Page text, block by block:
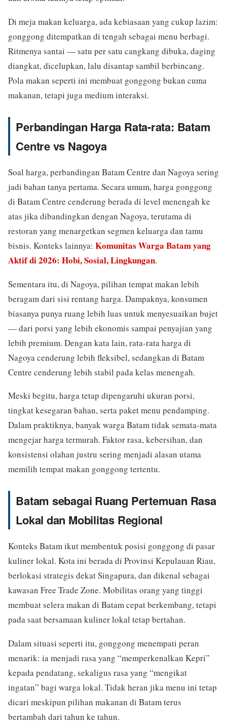
Di meja makan keluarga, ada kebiasaan yang cukup lazim:
gonggong ditempatkan di tengah sebagai menu berbagi.
Ritmenya santai — satu per satu cangkang dibuka, daging
diangkat, dicelupkan, lalu disantap sambil berbincang.
Pola makan seperti ini membuat gonggong bukan cuma
makanan, tetapi juga medium interaksi.
Perbandingan Harga Rata-rata: Batam
Centre vs Nagoya
Soal harga, perbandingan Batam Centre dan Nagoya sering
jadi bahan tanya pertama. Secara umum, harga gonggong
di Batam Centre cenderung berada di level menengah ke
atas jika dibandingkan dengan Nagoya, terutama di
restoran yang menargetkan segmen keluarga dan tamu
bisnis. Konteks lainnya: Komunitas Warga Batam yang
Aktif di 2026: Hobi, Sosial, Lingkungan.
Sementara itu, di Nagoya, pilihan tempat makan lebih
beragam dari sisi rentang harga. Dampaknya, konsumen
biasanya punya ruang lebih luas untuk menyesuaikan bujet
— dari porsi yang lebih ekonomis sampai penyajian yang
lebih premium. Dengan kata lain, rata-rata harga di
Nagoya cenderung lebih fleksibel, sedangkan di Batam
Centre cenderung lebih stabil pada kelas menengah.
Meski begitu, harga tetap dipengaruhi ukuran porsi,
tingkat kesegaran bahan, serta paket menu pendamping.
Dalam praktiknya, banyak warga Batam tidak semata-mata
mengejar harga termurah. Faktor rasa, kebersihan, dan
konsistensi olahan justru sering menjadi alasan utama
memilih tempat makan gonggong tertentu.
Batam sebagai Ruang Pertemuan Rasa
Lokal dan Mobilitas Regional
Konteks Batam ikut membentuk posisi gonggong di pasar
kuliner lokal. Kota ini berada di Provinsi Kepulauan Riau,
berlokasi strategis dekat Singapura, dan dikenal sebagai
kawasan Free Trade Zone. Mobilitas orang yang tinggi
membuat selera makan di Batam cepat berkembang, tetapi
pada saat bersamaan kuliner lokal tetap bertahan.
Dalam situasi seperti itu, gonggong menempati peran
menarik: ia menjadi rasa yang “memperkenalkan Kepri”
kepada pendatang, sekaligus rasa yang “mengikat
ingatan” bagi warga lokal. Tidak heran jika menu ini tetap
dicari meskipun pilihan makanan di Batam terus
bertambah dari tahun ke tahun.